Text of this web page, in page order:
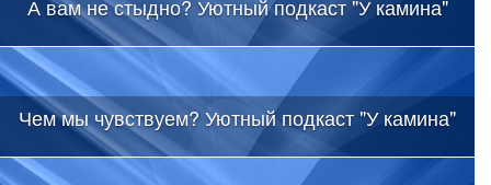
А вам не стыдно? Уютный подкаст "У камина"
Чем мы чувствуем? Уютный подкаст "У камина"